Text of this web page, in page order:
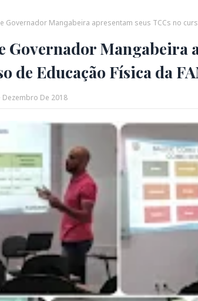
Governador Mangabeira apresentam seus TCCs no
Governador Mangabeira
de Educação Física da
Dezembro De 2018